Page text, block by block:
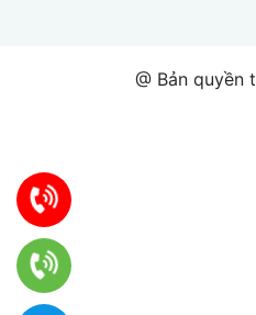
@ Bản quyền